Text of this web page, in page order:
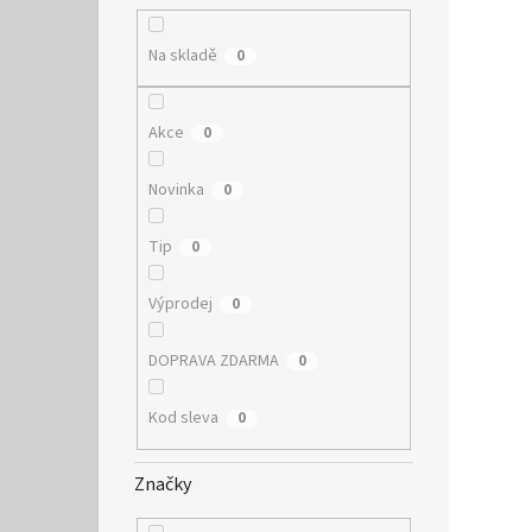
Na skladě 0
Akce 0
Novinka 0
Tip 0
Výprodej 0
DOPRAVA ZDARMA 0
Kod sleva 0
Značky